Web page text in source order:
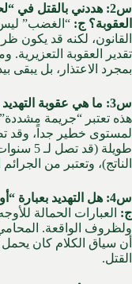
س2: هددني بالقتل
العقوبة؟ ج: “الغضب”
القانون، لكنه قد يكون
تقدير العقوبة
بمجرد الاعتذار، بل يبقى
س3: ما هي عقوبة التهديد بالقتل بالسكين أو السلاح؟
هذه تعتبر “جريمة
لمستوى خطير جداً، وقد
طويلة
الناتج)، وتعتبر من
س4: هل التهديد بعبارة “أوريك شغلك” يعتبر تهديداً بالقتل؟
ج: العبارات الحمالة
ولظروف الواقعة.
أن سياق الكلام كان يحمل
القتل.